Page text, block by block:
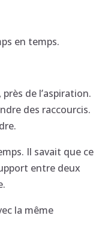
en temps.
de l’aspiration.
des raccourcis.
Il savait que ce
entre deux
la même